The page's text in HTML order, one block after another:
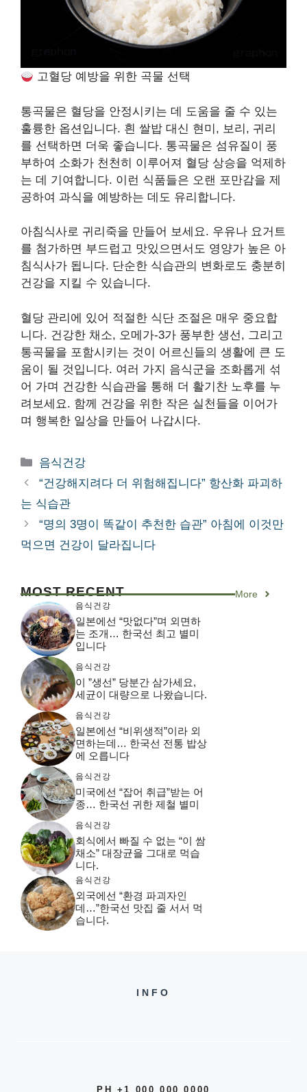
고혈당 예방을 위한 곡물 선택
통곡물은 혈당을 안정시키는 데 도움을 줄 수 있는
훌륭한 옵션입니다. 흰 쌀밥 대신 현미, 보리, 귀리
를 선택하면 더욱 좋습니다. 통곡물은 섬유질이 풍
부하여 소화가 천천히 이루어져 혈당 상승을 억제하
는 데 기여합니다. 이런 식품들은 오랜 포만감을 제
공하여 과식을 예방하는 데도 유리합니다.
아침식사로 귀리죽을 만들어 보세요. 우유나 요거트
를 첨가하면 부드럽고 맛있으면서도 영양가 높은 아
침식사가 됩니다. 단순한 식습관의 변화로도 충분히
건강을 지킬 수 있습니다.
혈당 관리에 있어 적절한 식단 조절은 매우 중요합
니다. 건강한 채소, 오메가-3가 풍부한 생선, 그리고
통곡물을 포함시키는 것이 어르신들의 생활에 큰 도
움이 될 것입니다. 여러 가지 음식군을 조화롭게 섞
어 가며 건강한 식습관을 통해 더 활기찬 노후를 누
려보세요. 함께 건강을 위한 작은 실천들을 이어가
며 행복한 일상을 만들어 나갑시다.
카
테
리
음식건강
“건강해지려다 더 위험해집니다” 항산화 파괴하
는 식습관
“명의 3명이 똑같이 추천한 습관” 아침에 이것만
먹으면 건강이 달라집니다
MOST RECENT More
음식건강
일본에선 “맛없다”며 외면하
는 조개… 한국선 최고 별미
입니다
음식건강
이 ”생선” 당분간 삼가세요,
세균이 대량으로 나왔습니다.
음식건강
일본에선 “비위생적”이라 외
면하는데… 한국선 전통 밥상
에 오릅니다
음식건강
미국에선 “잡어 취급”받는 어
종… 한국선 귀한 제철 별미
음식건강
회식에서 빠질 수 없는 “이 쌈
채소” 대장균을 그대로 먹습
니다.
음식건강
외국에선 “환경 파괴자인
데…”한국선 맛집 줄 서서 먹
습니다.
INFO
PH +1 000 000 0000